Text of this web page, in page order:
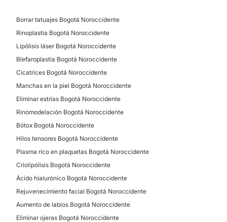
Borrar tatuajes Bogotá Noroccidente
Rinoplastia Bogotá Noroccidente
Lipólisis láser Bogotá Noroccidente
Blefaroplastia Bogotá Noroccidente
Cicatrices Bogotá Noroccidente
Manchas en la piel Bogotá Noroccidente
Eliminar estrías Bogotá Noroccidente
Rinomodelación Bogotá Noroccidente
Bótox Bogotá Noroccidente
Hilos tensores Bogotá Noroccidente
Plasma rico en plaquetas Bogotá Noroccidente
Criolipólisis Bogotá Noroccidente
Ácido hialurónico Bogotá Noroccidente
Rejuvenecimiento facial Bogotá Noroccidente
Aumento de labios Bogotá Noroccidente
Eliminar ojeras Bogotá Noroccidente